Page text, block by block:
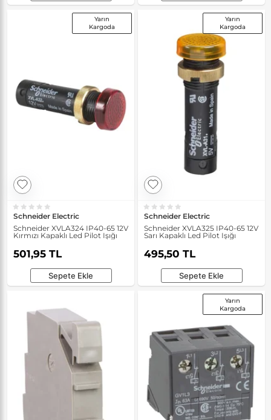
Yarın
Kargoda
Schneider Electric
Schneider XVLA324 IP40-65 12V
Kırmızı Kapaklı Led Pilot Işığı
501,95 TL
Sepete Ekle
Yarın
Kargoda
Schneider Electric
Schneider XVLA325 IP40-65 12V
Sarı Kapaklı Led Pilot Işığı
495,50 TL
Sepete Ekle
Yarın
Kargoda